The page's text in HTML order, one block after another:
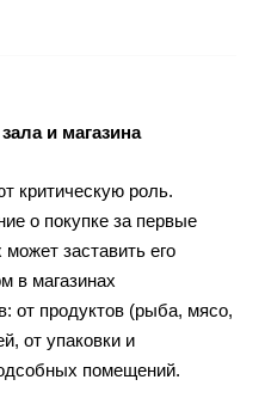
и магазина
критическую роль.
о покупке за первые
заставить его
в магазинах
от продуктов (рыба, мясо,
от упаковки и
помещений.